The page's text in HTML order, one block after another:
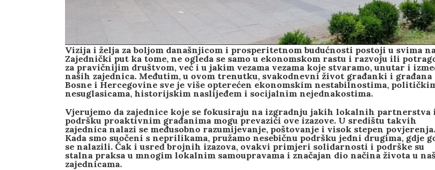
Vizija i želja za boljom današnjicom i prosperitetnom budućnosti postoji u svima
Zajednički put ka tome, ne ogleda se samo u ekonomskom rastu i razvoju ili
za pravičnijim društvom, već i u jakim vezama vezama koje stvaramo, unutar i
naših zajednica. Međutim, u ovom trenutku, svakodnevni život građanki i građana
Bosne i Hercegovine sve je više opterećen ekonomskim nestabilnostima,
nesuglasicama, historijskim naslijeđem i socijalnim nejednakostima.
Vjerujemo da zajednice koje se fokusiraju na izgradnju jakih lokalnih partnerstva
podršku proaktivnim građanima mogu prevazići ove izazove. U središtu takvih
zajednica nalazi se međusobno razumijevanje, poštovanje i visok stepen povjerenja.
Kada smo suočeni s neprilikama, pružamo nesebičnu podršku jedni drugima, gdje
se nalazili. Čak i usred brojnih izazova, ovakvi primjeri solidarnosti i podrške su
stalna praksa u mnogim lokalnim samoupravama i značajan dio načina života u
zajednicama.